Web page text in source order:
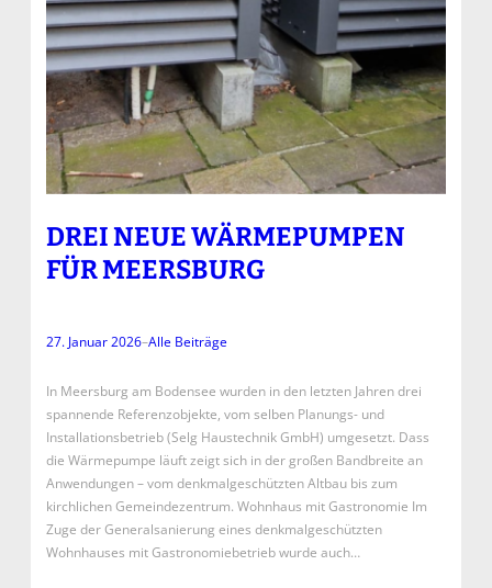
DREI NEUE WÄRMEPUMPEN
FÜR MEERSBURG
27. Januar 2026–Alle Beiträge
In Meersburg am Bodensee wurden in den letzten Jahren drei
spannende Referenzobjekte, vom selben Planungs- und
Installationsbetrieb (Selg Haustechnik GmbH) umgesetzt. Dass
die Wärmepumpe läuft zeigt sich in der großen Bandbreite an
Anwendungen – vom denkmalgeschützten Altbau bis zum
kirchlichen Gemeindezentrum. Wohnhaus mit Gastronomie Im
Zuge der Generalsanierung eines denkmalgeschützten
Wohnhauses mit Gastronomiebetrieb wurde auch…